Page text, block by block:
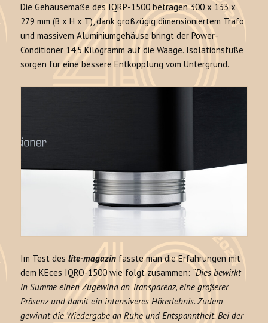
Die Gehäusemaße des IQRP-1500 betragen 300 x 133 x
279 mm (B x H x T), dank großzügig dimensioniertem Trafo
und massivem Aluminiumgehäuse bringt der Power-
Conditioner 14,5 Kilogramm auf die Waage. Isolationsfüße
sorgen für eine bessere Entkopplung vom Untergrund.
Im Test deslite-magazin fasste man die Erfahrungen mit
dem KEces IQRO-1500 wie folgt zusammen: “Dies bewirkt
in Summe einen Zugewinn an Transparenz, eine größerer
Präsenz und damit ein intensiveres Hörerlebnis. Zudem
gewinnt die Wiedergabe an Ruhe und Entspanntheit. Bei der